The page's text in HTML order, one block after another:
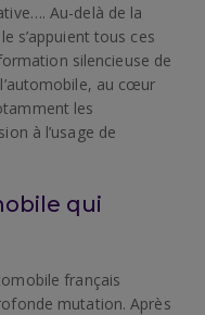
Au-delà de la
s’appuient tous ces
silencieuse de
au cœur
les
à l’usage de
qui
français
mutation. Après